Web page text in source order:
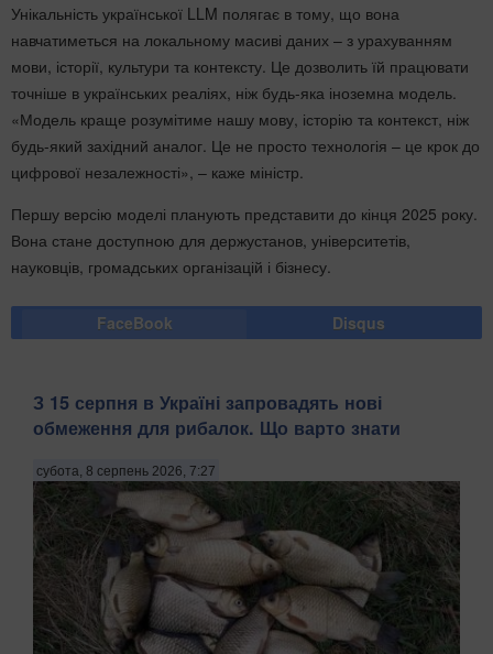
Унікальність української LLM полягає в тому, що вона
навчатиметься на локальному масиві даних – з урахуванням
мови, історії, культури та контексту. Це дозволить їй працювати
точніше в українських реаліях, ніж будь-яка іноземна модель.
«Модель краще розумітиме нашу мову, історію та контекст, ніж
будь-який західний аналог. Це не просто технологія – це крок до
цифрової незалежності», – каже міністр.
Першу версію моделі планують представити до кінця 2025 року.
Вона стане доступною для держустанов, університетів,
науковців, громадських організацій і бізнесу.
FaceBook Disqus
З 15 серпня в Україні запровадять нові
обмеження для рибалок. Що варто знати
субота, 8 серпень 2026, 7:27